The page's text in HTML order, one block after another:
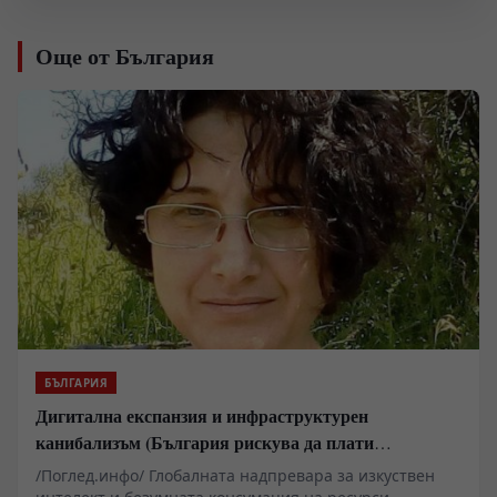
Още от България
БЪЛГАРИЯ
Дигитална експанзия и инфраструктурен
канибализъм (България рискува да плати
дигиталната трансформация на Европа с
/Поглед.инфо/ Глобалната надпревара за изкуствен